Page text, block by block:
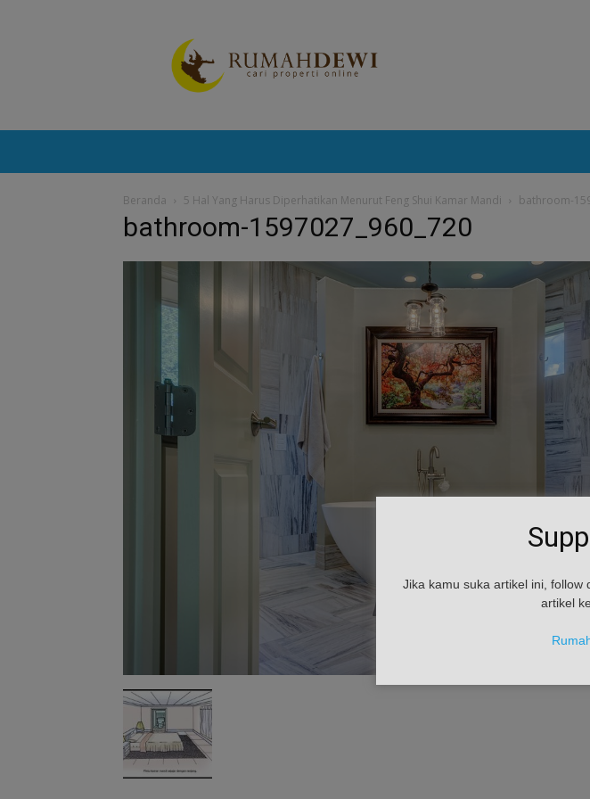
Berita
Properti
Terkini
Beranda 5 Hal Yang Harus Diperhatikan Menurut Feng Shui Kamar Mandi bathroom-
bathroom-1597027_960_720
Jika kamu suka artikel ini, follow
artikel